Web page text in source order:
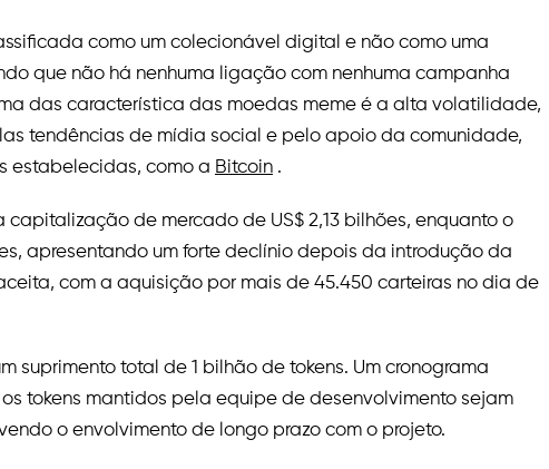
como um colecionável digital e não como uma
que não há nenhuma ligação com nenhuma campanha
das característica das moedas meme é a alta volatilidade,
tendências de mídia social e pelo apoio da comunidade,
estabelecidas, como a Bitcoin .
capitalização de mercado de US$ 2,13 bilhões, enquanto o
apresentando um forte declínio depois da introdução da
com a aquisição por mais de 45.450 carteiras no dia de
suprimento total de 1 bilhão de tokens. Um cronograma
tokens mantidos pela equipe de desenvolvimento sejam
o envolvimento de longo prazo com o projeto.